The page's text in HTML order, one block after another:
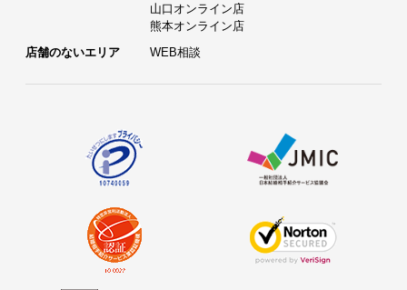
山口オンライン店
熊本オンライン店
店舗のないエリア
WEB相談